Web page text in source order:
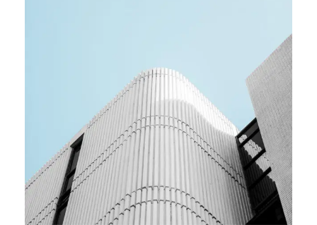
MEDIA
Team building